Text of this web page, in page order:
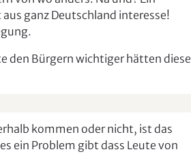
ganz Deutschland interesse!
den Bürgern wichtiger hätten diese
kommen oder nicht, ist das
ein Problem gibt dass Leute von